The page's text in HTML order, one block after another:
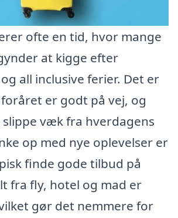
ofte en tid, hvor mange
at kigge efter
all inclusive ferier. Det er
er godt på vej, og
væk fra hverdagens
op med nye oplevelser er
finde gode tilbud på
fra fly, hotel og mad er
gør det nemmere for